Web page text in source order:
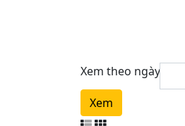
Xem theo ngày
Xem